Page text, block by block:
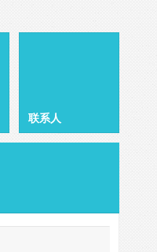
联系人